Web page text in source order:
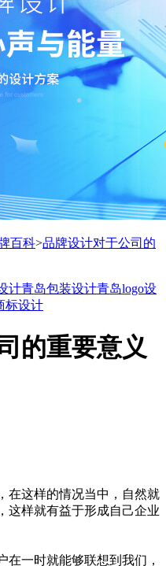
百科>品牌设计对于公司的
计青岛包装设计青岛logo设
标设计
的重要意义
在这样的情况当中，自然就
这样就有益于形成自己企业
一时就能够联想到我们，